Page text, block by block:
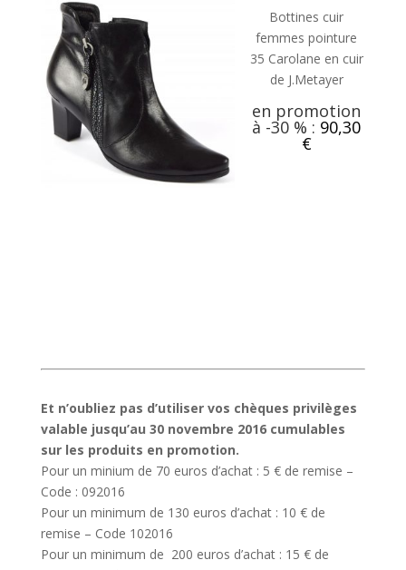
Bottines cuir
femmes pointure
35 Carolane en cuir
de J.Metayer
en promotion
à -30 % : 90,30
€
Et n’oubliez pas d’utiliser vos chèques privilèges
valable jusqu’au 30 novembre 2016 cumulables
sur les produits en promotion.
Pour un minium de 70 euros d’achat : 5 € de remise –
Code : 092016
Pour un minimum de 130 euros d’achat : 10 € de
remise – Code 102016
Pour un minimum de 200 euros d’achat : 15 € de